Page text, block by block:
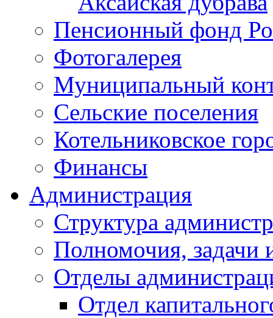
Пенсионный фонд
Фотогалерея
Муниципальный
Сельские поселения
Котельниковское
Финансы
Администрация
Структура
Полномочия, задачи
Отделы
Отдел